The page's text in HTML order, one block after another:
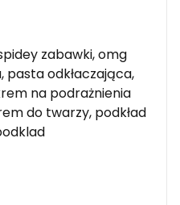
zabawki, omg
pasta odkłaczająca,
na podrażnienia
do twarzy, podkład